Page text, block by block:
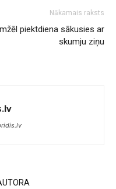
Nākamais raksts
piektdiena sākusies ar
skumju ziņu